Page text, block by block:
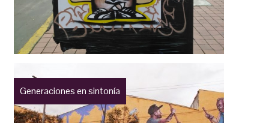
Generaciones en sintonía